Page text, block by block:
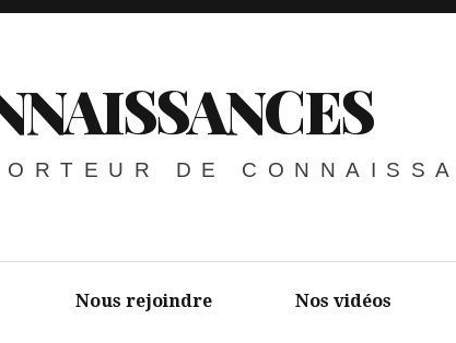
DE
Nous rejoindre Nos vidéos